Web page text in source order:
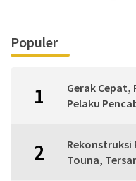
Populer
1
Gerak Cepat,
Pelaku
2
Rekonstruksi
Touna,